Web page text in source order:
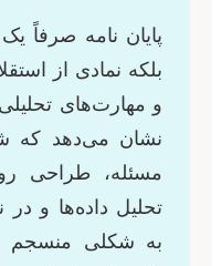
پایان نامه صرفاً یک
بلکه نمادی از
و مهارت‌های
نشان می‌دهد که
مسئله، طراحی
تحلیل داده‌ها و در
به شکلی منسجم و